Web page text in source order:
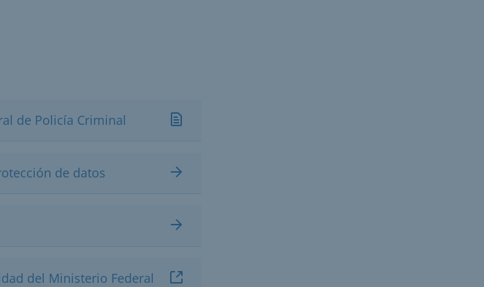
de Policía Criminal
de datos
del Ministerio Federal